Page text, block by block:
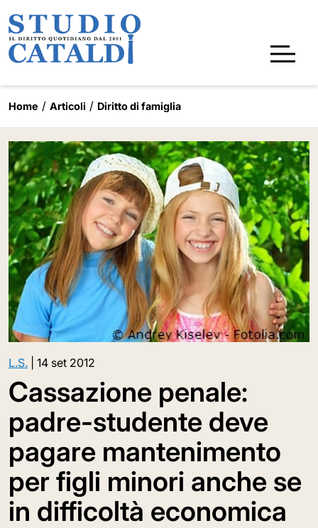
Home Articoli Diritto di famiglia
L.S. 14 set 2012
Cassazione penale:
padre-studente deve
pagare mantenimento
per figli minori anche se
in difficoltà economica